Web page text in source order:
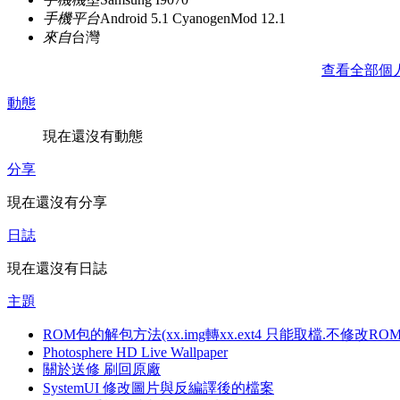
手機平台Android 5.1 CyanogenMod 12.1
來自台灣
查看全部個
動態
現在還沒有動態
分享
現在還沒有分享
日誌
現在還沒有日誌
主題
ROM包的解包方法(xx.img轉xx.ext4 只能取檔.不修改
Photosphere HD Live Wallpaper
關於送修 刷回原廠
SystemUI 修改圖片與反編譯後的檔案